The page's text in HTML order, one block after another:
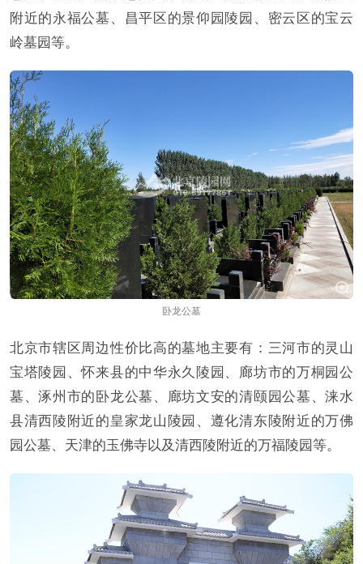
附近的永福公墓、昌平区的景仰园陵园、密云区的宝云
岭墓园等。
卧龙公墓
北京市辖区周边性价比高的墓地主要有：三河市的灵山
宝塔陵园、怀来县的中华永久陵园、廊坊市的万桐园公
墓、涿州市的卧龙公墓、廊坊文安的清颐园公墓、涞水
县清西陵附近的皇家龙山陵园、遵化清东陵附近的万佛
园公墓、天津的玉佛寺以及清西陵附近的万福陵园等。